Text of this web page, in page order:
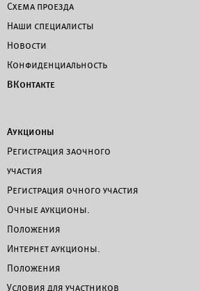
Схема проезда
Наши специалисты
Новости
Конфиденциальность
ВКонтакте
Аукционы
Регистрация заочного
участия
Регистрация очного участия
Очные аукционы.
Положения
Интернет аукционы.
Положения
Условия для участников